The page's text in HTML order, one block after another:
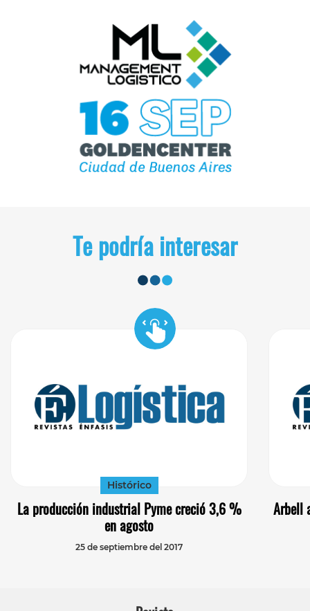
Te podría interesar
Histórico
La producción industrial Pyme creció 3,6 %
en agosto
25 de septiembre del 2017
Arbell